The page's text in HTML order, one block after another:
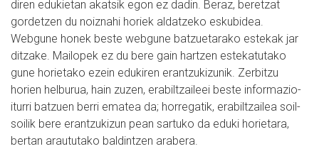
diren edukietan akatsik egon ez dadin. Beraz, beretzat
gordetzen du noiznahi horiek aldatzeko eskubidea.
Webgune honek beste webgune batzuetarako estekak jar
ditzake. Mailopek ez du bere gain hartzen estekatutako
gune horietako ezein edukiren erantzukizunik. Zerbitzu
horien helburua, hain zuzen, erabiltzaileei beste informazio-
iturri batzuen berri ematea da; horregatik, erabiltzailea soil-
soilik bere erantzukizun pean sartuko da eduki horietara,
bertan araututako baldintzen arabera.